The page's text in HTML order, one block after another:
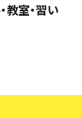
教室・習い